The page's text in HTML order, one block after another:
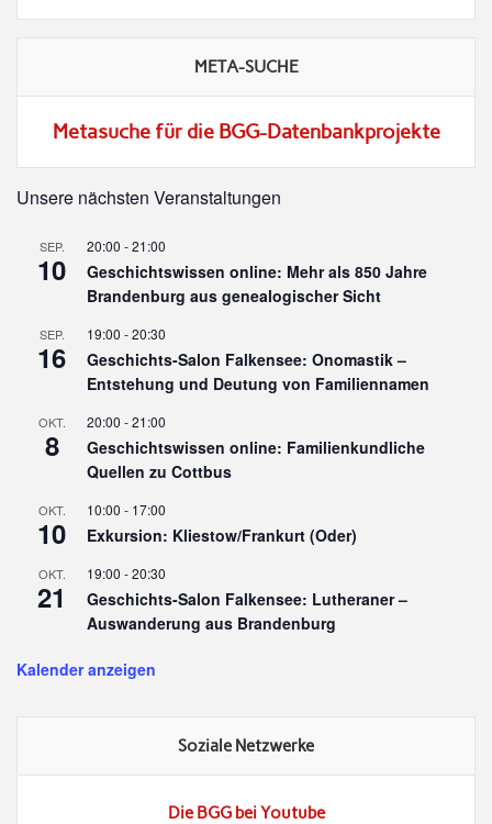
META-SUCHE
Metasuche für die BGG-Datenbankprojekte
Unsere nächsten Veranstaltungen
SEP.
10
20:00 -21:00
Geschichtswissen online: Mehr als 850 Jahre
Brandenburg aus genealogischer Sicht
SEP.
16
19:00 -20:30
Geschichts-Salon Falkensee: Onomastik –
Entstehung und Deutung von Familiennamen
OKT.
8
20:00 -21:00
Geschichtswissen online: Familienkundliche
Quellen zu Cottbus
OKT.
10
10:00 - 17:00
Exkursion: Kliestow/Frankurt (Oder)
OKT.
21
19:00 -20:30
Geschichts-Salon Falkensee: Lutheraner –
Auswanderung aus Brandenburg
Kalender anzeigen
Soziale Netzwerke
Die BGG bei Youtube